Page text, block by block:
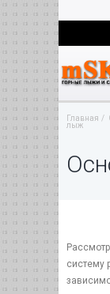
Главная
лыж
систему